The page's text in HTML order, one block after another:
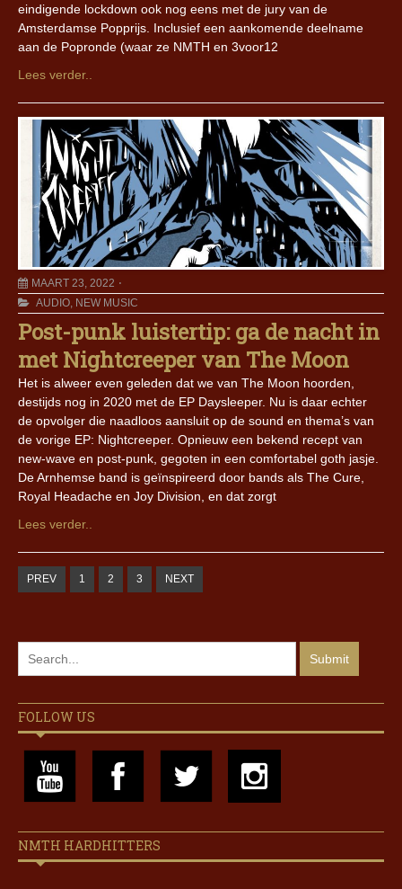
eindigende lockdown ook nog eens met de jury van de
Amsterdamse Popprijs. Inclusief een aankomende deelname
aan de Popronde (waar ze NMTH en 3voor12
Lees verder..
MAART 23, 2022
AUDIO, NEW MUSIC
Post-punk luistertip: ga de nacht in
met Nightcreeper van The Moon
Het is alweer even geleden dat we van The Moon hoorden,
destijds nog in 2020 met de EP Daysleeper. Nu is daar echter
de opvolger die naadloos aansluit op de sound en thema’s van
de vorige EP: Nightcreeper. Opnieuw een bekend recept van
new-wave en post-punk, gegoten in een comfortabel goth jasje.
De Arnhemse band is geïnspireerd door bands als The Cure,
Royal Headache en Joy Division, en dat zorgt
Lees verder..
PREV 1 2 3 NEXT
FOLLOW US
NMTH HARDHITTERS